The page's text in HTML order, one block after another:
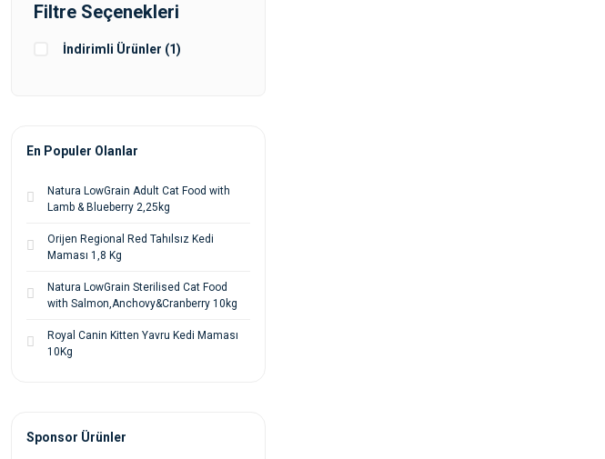
Filtre Seçenekleri
İndirimli Ürünler (1)
En Populer Olanlar
Natura LowGrain Adult Cat Food with
Lamb & Blueberry 2,25kg
Orijen Regional Red Tahılsız Kedi
Maması 1,8 Kg
Natura LowGrain Sterilised Cat Food
with Salmon,Anchovy&Cranberry 10kg
Royal Canin Kitten Yavru Kedi Maması
10Kg
Sponsor Ürünler